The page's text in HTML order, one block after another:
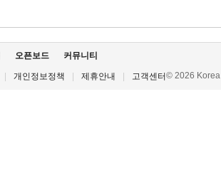
오픈보드 커뮤니티
개인정보정책 제휴안내 고객센터© 2026